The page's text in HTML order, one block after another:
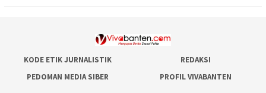
KODE ETIK JURNALISTIK
REDAKSI
PEDOMAN MEDIA SIBER
PROFIL VIVABANTEN